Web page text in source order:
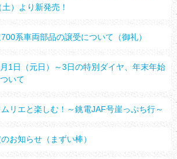
）より新発売！
系車両部品の譲受について（御礼）
1日（元日）～3日の特別ダイヤ、年末年始
いて
リエと楽しむ！～銚電JAF号崖っぷち行～
お知らせ（まずい棒）